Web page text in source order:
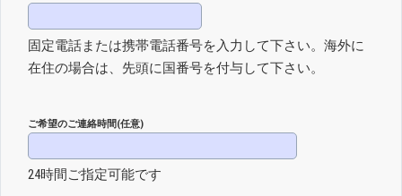
固定電話または携帯電話番号を入力して下さい。海外に
在住の場合は、先頭に国番号を付与して下さい。
ご希望のご連絡時間(任意)
24時間ご指定可能です